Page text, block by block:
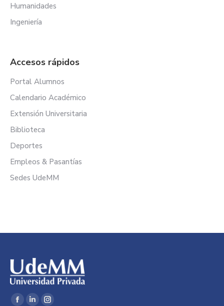
Humanidades
Ingeniería
Accesos rápidos
Portal Alumnos
Calendario Académico
Extensión Universitaria
Biblioteca
Deportes
Empleos & Pasantías
Sedes UdeMM
Encuéntranos en: